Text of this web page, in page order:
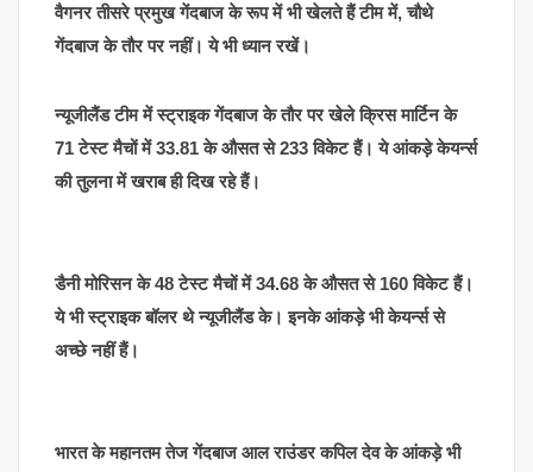
वैगनर तीसरे प्रमुख गेंदबाज के रूप में भी खेलते हैं टीम में, चौथे
गेंदबाज के तौर पर नहीं। ये भी ध्यान रखें।
न्यूजीलैंड टीम में स्ट्राइक गेंदबाज के तौर पर खेले क्रिस मार्टिन के
71 टेस्ट मैचों में 33.81 के औसत से 233 विकेट हैं। ये आंकड़े केयर्न्स
की तुलना में खराब ही दिख रहे हैं।
डैनी मोरिसन के 48 टेस्ट मैचों में 34.68 के औसत से 160 विकेट हैं।
ये भी स्ट्राइक बॉलर थे न्यूजीलैंड के। इनके आंकड़े भी केयर्न्स से
अच्छे नहीं हैं।
भारत के महानतम तेज गेंदबाज आल राउंडर कपिल देव के आंकड़े भी